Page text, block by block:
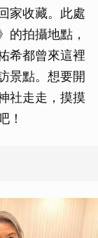
家收藏。此處
的拍攝地點，
希都曾來這裡
景點。想要開
社走走，摸摸
！